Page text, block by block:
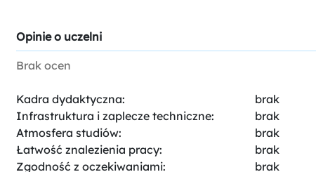
Opinie o uczelni
Brak ocen
Kadra dydaktyczna:
brak
Infrastruktura i zaplecze techniczne:
brak
Atmosfera studiów:
brak
Łatwość znalezienia pracy:
brak
Zgodność z oczekiwaniami:
brak